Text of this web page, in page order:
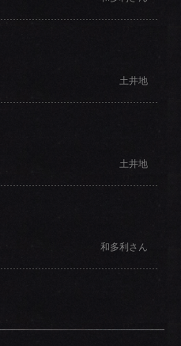
土井地
土井地
和多利さん